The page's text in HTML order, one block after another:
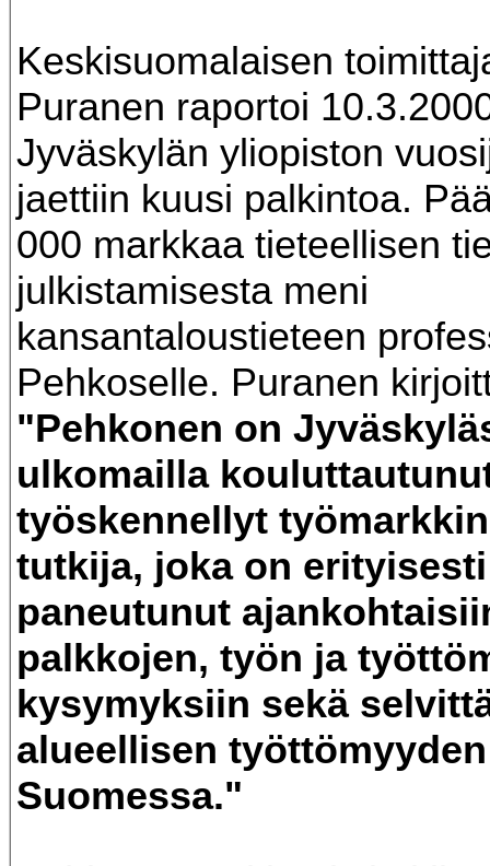
Keskisuomalaisen
Puranen raportoi
Jyväskylän yliopiston
jaettiin kuusi palkintoa.
000 markkaa tieteellisen
julkistamisesta meni
kansantaloustieteen
Pehkoselle. Puranen
"Pehkonen on
ulkomailla
työskennellyt
tutkija, joka on erityisesti
paneutunut
palkkojen, työn ja
kysymyksiin sekä
alueellisen
Suomessa."